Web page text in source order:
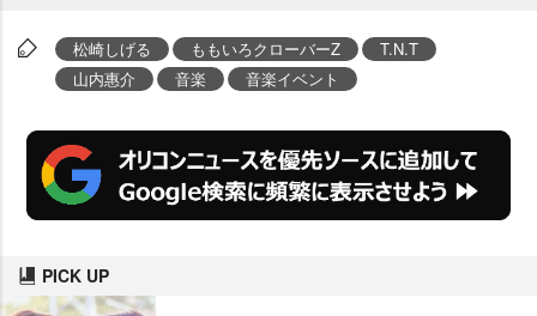
松崎しげる ももいろクローバーZ
T.N.T
山内惠介
音楽 音楽イベント
PICK UP